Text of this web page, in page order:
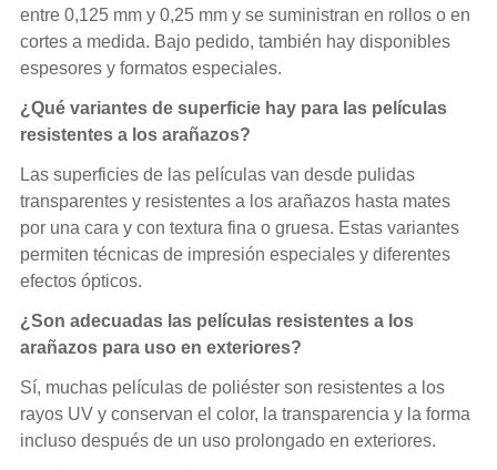
entre 0,125 mm y 0,25 mm y se suministran en rollos o en
cortes a medida. Bajo pedido, también hay disponibles
espesores y formatos especiales.
¿Qué variantes de superficie hay para las películas
resistentes a los arañazos?
Las superficies de las películas van desde pulidas
transparentes y resistentes a los arañazos hasta mates
por una cara y con textura fina o gruesa. Estas variantes
permiten técnicas de impresión especiales y diferentes
efectos ópticos.
¿Son adecuadas las películas resistentes a los
arañazos para uso en exteriores?
Sí, muchas películas de poliéster son resistentes a los
rayos UV y conservan el color, la transparencia y la forma
incluso después de un uso prolongado en exteriores.